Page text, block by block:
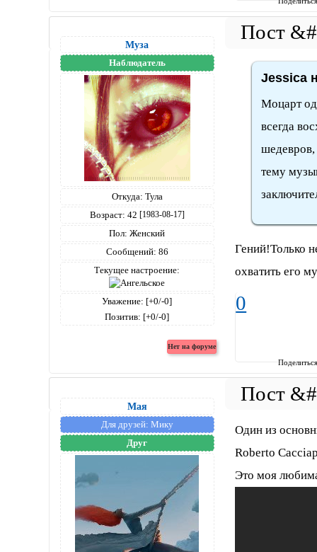
Муза
Наблюдатель
Откуда: Тула
Возраст: 42 [1983-08-17]
Пол: Женский
Сообщений: 86
Текущее настроение:
Уважение: [+0/-0]
Позитив: [+0/-0]
Jessica
Моцарт
всегда
шедевров,
тему
Гений!Только
охватить его
0
Мая
Для друзей: Мику
Друг
Один из
Roberto
Это моя